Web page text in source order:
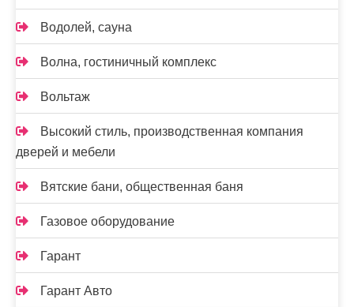
Водолей, сауна
Волна, гостиничный комплекс
Вольтаж
Высокий стиль, производственная компания
дверей и мебели
Вятские бани, общественная баня
Газовое оборудование
Гарант
Гарант Авто